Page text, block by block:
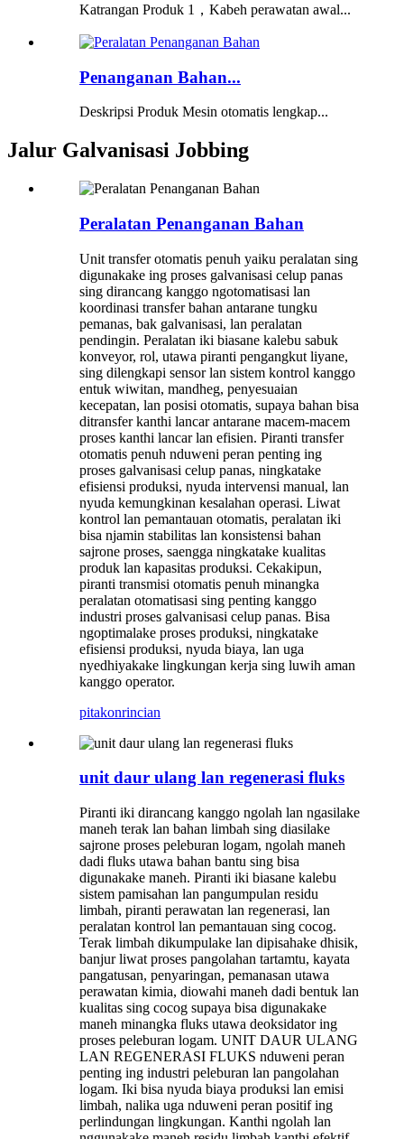
Katrangan Produk 1，Kabeh perawatan awal...
Penanganan Bahan...
Deskripsi Produk Mesin otomatis lengkap...
Jalur Galvanisasi Jobbing
Peralatan Penanganan Bahan
Unit transfer otomatis penuh yaiku peralatan sing
digunakake ing proses galvanisasi celup panas
sing dirancang kanggo ngotomatisasi lan
koordinasi transfer bahan antarane tungku
pemanas, bak galvanisasi, lan peralatan
pendingin. Peralatan iki biasane kalebu sabuk
konveyor, rol, utawa piranti pengangkut liyane,
sing dilengkapi sensor lan sistem kontrol kanggo
entuk wiwitan, mandheg, penyesuaian
kecepatan, lan posisi otomatis, supaya bahan bisa
ditransfer kanthi lancar antarane macem-macem
proses kanthi lancar lan efisien. Piranti transfer
otomatis penuh nduweni peran penting ing
proses galvanisasi celup panas, ningkatake
efisiensi produksi, nyuda intervensi manual, lan
nyuda kemungkinan kesalahan operasi. Liwat
kontrol lan pemantauan otomatis, peralatan iki
bisa njamin stabilitas lan konsistensi bahan
sajrone proses, saengga ningkatake kualitas
produk lan kapasitas produksi. Cekakipun,
piranti transmisi otomatis penuh minangka
peralatan otomatisasi sing penting kanggo
industri proses galvanisasi celup panas. Bisa
ngoptimalake proses produksi, ningkatake
efisiensi produksi, nyuda biaya, lan uga
nyedhiyakake lingkungan kerja sing luwih aman
kanggo operator.
pitakonrincian
unit daur ulang lan regenerasi fluks
Piranti iki dirancang kanggo ngolah lan ngasilake
maneh terak lan bahan limbah sing diasilake
sajrone proses peleburan logam, ngolah maneh
dadi fluks utawa bahan bantu sing bisa
digunakake maneh. Piranti iki biasane kalebu
sistem pamisahan lan pangumpulan residu
limbah, piranti perawatan lan regenerasi, lan
peralatan kontrol lan pemantauan sing cocog.
Terak limbah dikumpulake lan dipisahake dhisik,
banjur liwat proses pangolahan tartamtu, kayata
pangatusan, penyaringan, pemanasan utawa
perawatan kimia, diowahi maneh dadi bentuk lan
kualitas sing cocog supaya bisa digunakake
maneh minangka fluks utawa deoksidator ing
proses peleburan logam. UNIT DAUR ULANG
LAN REGENERASI FLUKS nduweni peran
penting ing industri peleburan lan pangolahan
logam. Iki bisa nyuda biaya produksi lan emisi
limbah, nalika uga nduweni peran positif ing
perlindungan lingkungan. Kanthi ngolah lan